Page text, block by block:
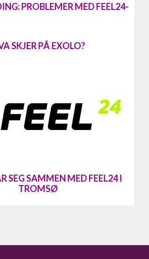
PROBLEMER MED FEEL24-
SKJER PÅ EXOLO?
SEG SAMMEN MED FEEL24 I
TROMSØ